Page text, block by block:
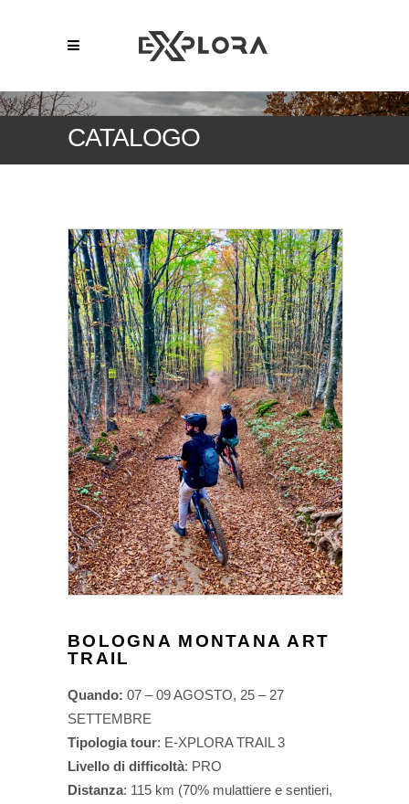
CATALOGO
BOLOGNA MONTANA ART
TRAIL
Quando: 07 – 09 AGOSTO, 25 – 27
SETTEMBRE
Tipologia tour: E-XPLORA TRAIL 3
Livello di difficoltà: PRO
Distanza: 115 km (70% mulattiere e sentieri,